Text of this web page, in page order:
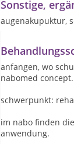
Sonstige,
augenakupuktur,
anfangen, wo
nabomed concept.
schwerpunkt:
im nabo finden
anwendung.